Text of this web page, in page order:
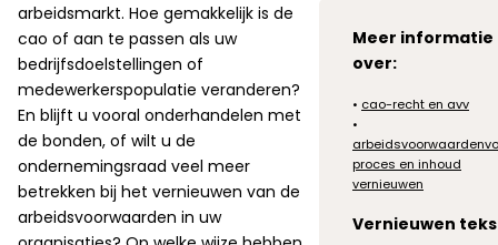
arbeidsmarkt. Hoe gemakkelijk is de
cao of aan te passen als uw
bedrijfsdoelstellingen of
medewerkerspopulatie veranderen?
En blijft u vooral onderhandelen met
de bonden, of wilt u de
ondernemingsraad veel meer
betrekken bij het vernieuwen van de
arbeidsvoorwaarden in uw
Meer informatie
over:
• cao-recht en avv
•
proces en inhoud
vernieuwen
Vernieuwen